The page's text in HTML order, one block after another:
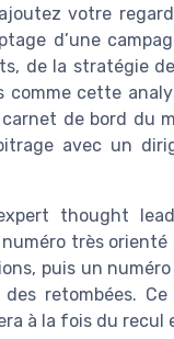
votre
d’une
de la stratégie
comme cette
de bord du
avec un
thought
très
puis un
retombées.
à la fois du recul